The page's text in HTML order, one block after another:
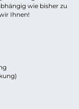
wie bisher zu
Ihnen!